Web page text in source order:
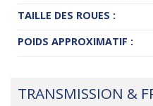
TAILLE DES ROUES :
POIDS APPROXIMATIF :
TRANSMISSION &